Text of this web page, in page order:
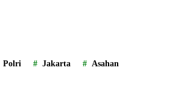
Polri Jakarta Asahan